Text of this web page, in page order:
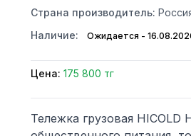
Страна производитель:
Наличие:
Ожидается -
Цена: 175 800 тг
Тележка грузовая HICOLD